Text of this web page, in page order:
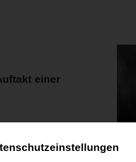
einer
Funktionen von Adobe
lernst du, wie du deine